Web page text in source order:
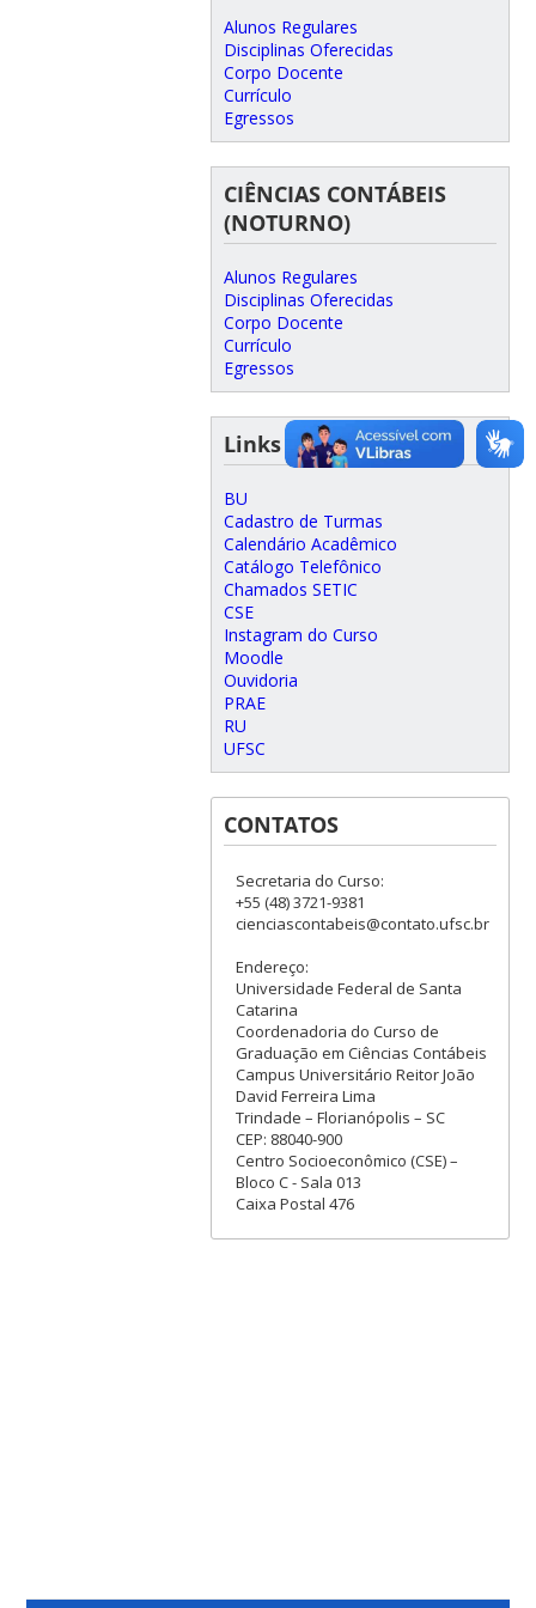
Alunos Regulares
Disciplinas Oferecidas
Corpo Docente
Currículo
Egressos
CIÊNCIAS CONTÁBEIS
(NOTURNO)
Alunos Regulares
Disciplinas Oferecidas
Corpo Docente
Currículo
Egressos
Links Úteis
BU
Cadastro de Turmas
Calendário Acadêmico
Catálogo Telefônico
Chamados SETIC
CSE
Instagram do Curso
Moodle
Ouvidoria
PRAE
RU
UFSC
CONTATOS
Secretaria do Curso:
+55 (48) 3721-9381
cienciascontabeis@contato.ufsc.br
Endereço:
Universidade Federal de Santa
Catarina
Coordenadoria do Curso de
Graduação em Ciências Contábeis
Campus Universitário Reitor João
David Ferreira Lima
Trindade – Florianópolis – SC
CEP: 88040-900
Centro Socioeconômico (CSE) –
Bloco C - Sala 013
Caixa Postal 476